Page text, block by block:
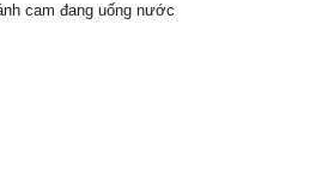
cam đang uống nước